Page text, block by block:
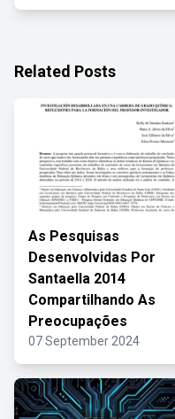
Related Posts
As Pesquisas
Desenvolvidas Por
Santaella 2014
Compartilhando As
Preocupações
07 September 2024